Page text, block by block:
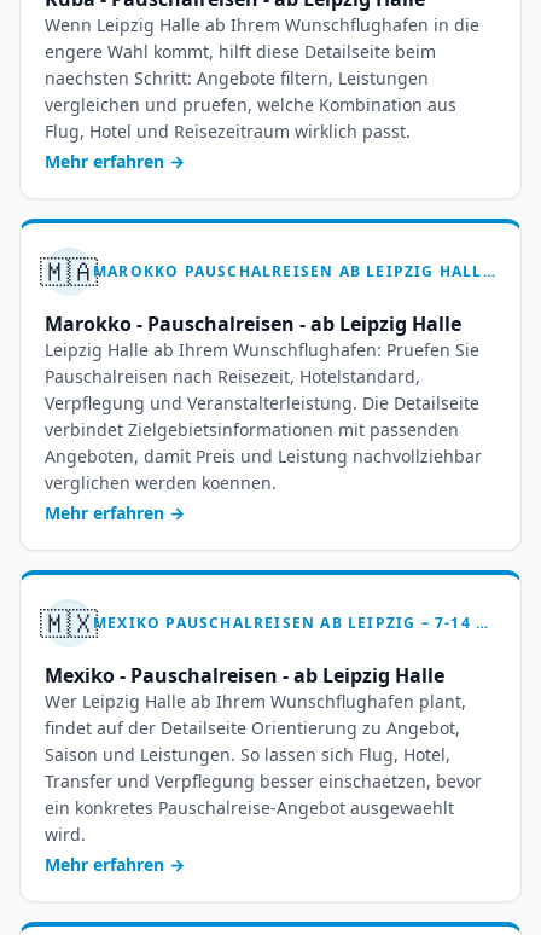
Wenn Leipzig Halle ab Ihrem Wunschflughafen in die
engere Wahl kommt, hilft diese Detailseite beim
naechsten Schritt: Angebote filtern, Leistungen
vergleichen und pruefen, welche Kombination aus
Flug, Hotel und Reisezeitraum wirklich passt.
Mehr erfahren →
🇲🇦 MAROKKO PAUSCHALREISEN AB LEIPZIG HALLE – 7-14 TAGE ORIENTZAUBER
Marokko - Pauschalreisen - ab Leipzig Halle
Leipzig Halle ab Ihrem Wunschflughafen: Pruefen Sie
Pauschalreisen nach Reisezeit, Hotelstandard,
Verpflegung und Veranstalterleistung. Die Detailseite
verbindet Zielgebietsinformationen mit passenden
Angeboten, damit Preis und Leistung nachvollziehbar
verglichen werden koennen.
Mehr erfahren →
🇲🇽 MEXIKO PAUSCHALREISEN AB LEIPZIG – 7-14 TAGE TRAUMURLAUB BUCHEN
Mexiko - Pauschalreisen - ab Leipzig Halle
Wer Leipzig Halle ab Ihrem Wunschflughafen plant,
findet auf der Detailseite Orientierung zu Angebot,
Saison und Leistungen. So lassen sich Flug, Hotel,
Transfer und Verpflegung besser einschaetzen, bevor
ein konkretes Pauschalreise-Angebot ausgewaehlt
wird.
Mehr erfahren →